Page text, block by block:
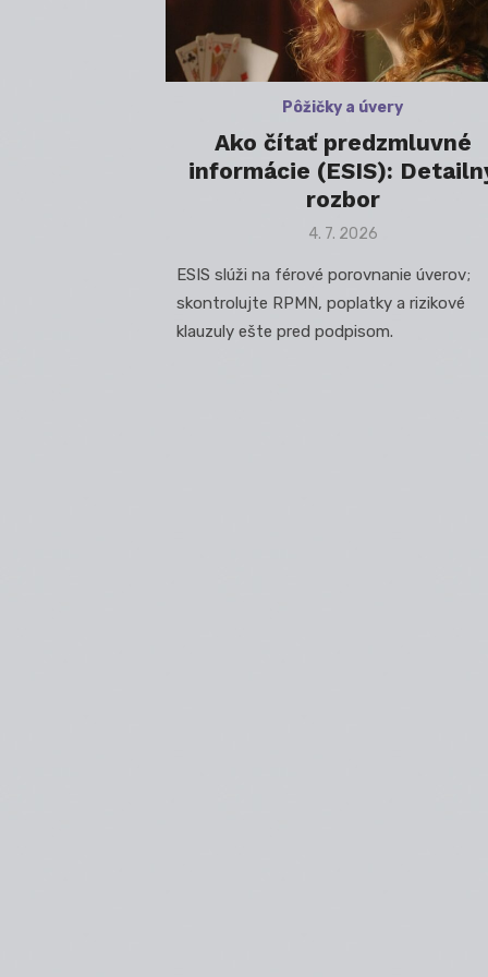
Pôžičky a úvery
Ako čítať predzmluvné
informácie (ESIS):
rozbor
Posted
4. 7. 2026
ESIS slúži na férové porovnanie úverov;
skontrolujte RPMN, poplatky a rizikové
klauzuly ešte pred podpisom.